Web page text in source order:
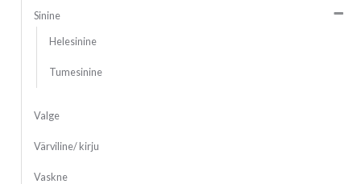
Sinine
Helesinine
Tumesinine
Valge
Värviline/ kirju
Vaskne